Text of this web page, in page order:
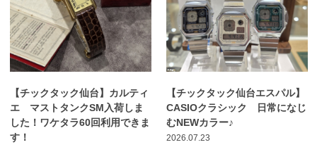
【チックタック仙台】カルティ
エ マストタンクSM入荷しま
した！ワケタラ60回利用できま
す！
【チックタック仙台エスパル】
CASIOクラシック 日常になじ
むNEWカラー♪
2026.07.23